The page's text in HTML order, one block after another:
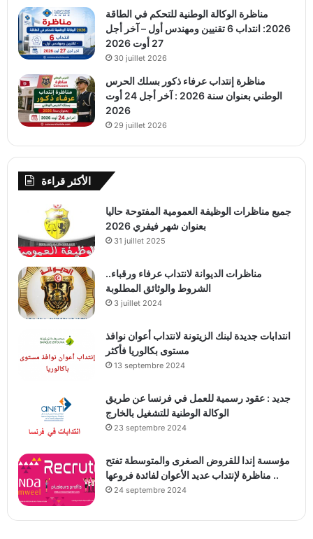
مناظرة الوكالة الوطنية للتحكم في الطاقة
2026: انتداب 6 تقنيين ومهندس أول – آخر أجل
27 أوت 2026
30 juillet 2026
مناظرة إنتداب عرفاء ذكور بسلك الحرس
الوطني بعنوان سنة 2026 : آخر أجل 24 أوت
2026
29 juillet 2026
الأكثر قراءة
جميع مناظرات الوظيفة العمومية المفتوحة حاليا
بعنوان شهر فيفري 2026
31 juillet 2025
مناظرات الديوانة لانتداب عرفاء ورقباء..
الشروط والوثائق المطلوبة
3 juillet 2024
انتدابات جديدة لبنك الزيتونة لانتداب أعوان نوافذ
مستوى بكالوريا فأكثر
13 septembre 2024
جديد : عقود رسمية للعمل في فرنسا عن طريق
الوكالة الوطنية للتشغيل بالخارج
23 septembre 2024
مؤسسة إندا للقروض الصغرى والمتوسطة تفتح
مناظرة لإنتداب عديد الأعوان لفائدة فروعها ..
24 septembre 2024